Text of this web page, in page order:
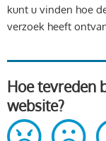
kunt u vinden hoe
verzoek heeft
Hoe tevreden
website?